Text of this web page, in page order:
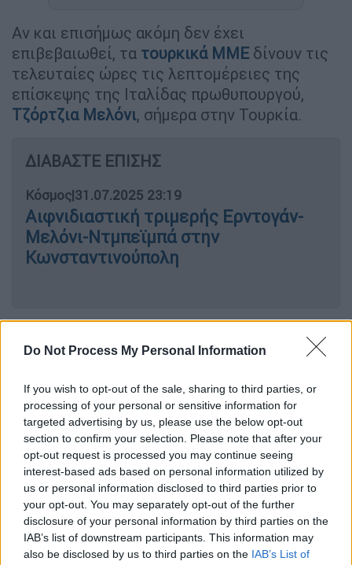
Do Not Process My Personal Information
If you wish to opt-out of the sale, sharing to third parties, or
processing of your personal or sensitive information for
targeted advertising by us, please use the below opt-out
section to confirm your selection. Please note that after your
opt-out request is processed you may continue seeing
interest-based ads based on personal information utilized by
us or personal information disclosed to third parties prior to
your opt-out. You may separately opt-out of the further
disclosure of your personal information by third parties on the
IAB’s list of downstream participants. This information may
also be disclosed by us to third parties on the IAB’s List of
Αν και επισήμως ακόμη δεν έχει
επιβεβαιωθεί, τα τουρκικά ΜΜΕδίνουν τις
τελευταίες ώρες τις λεπτομέρειες της
επίσκεψης της Ιταλίδας πρωθυπουργού,
Τζόρτζια Μελόνι, σήμερα στην Τουρκία.
ΔΙΑΒΑΣΤΕ ΕΠΙΣΗΣ
Κόσμος|31.07.2025 23:19
Αιφνιδιαστική τριμερής Ερντογάν-
Μελόνι-Ντμπεϊμπά στην
Κωνσταντινούπολη
Μελόνι θα συναντηθεί σήμερα στις 13:30 με
στο παλάτι Ντολμάμπαχτσέ στην
Κωνσταντινούπολη, σε μια αιφνιδιαστική
συνάντηση κορυφής που φέρνει στο ίδιο
τραπέζι την Τουρκία, την Ιταλία και τη Λιβύη,
με τον Λίβυο πρωθυπουργό Αμπντούλχαμίντ
Ντμπεϊμπά να συμπληρώνει το τριμερές
σχήμα.
Στο επίκεντρο της συνόδου θα τεθούν